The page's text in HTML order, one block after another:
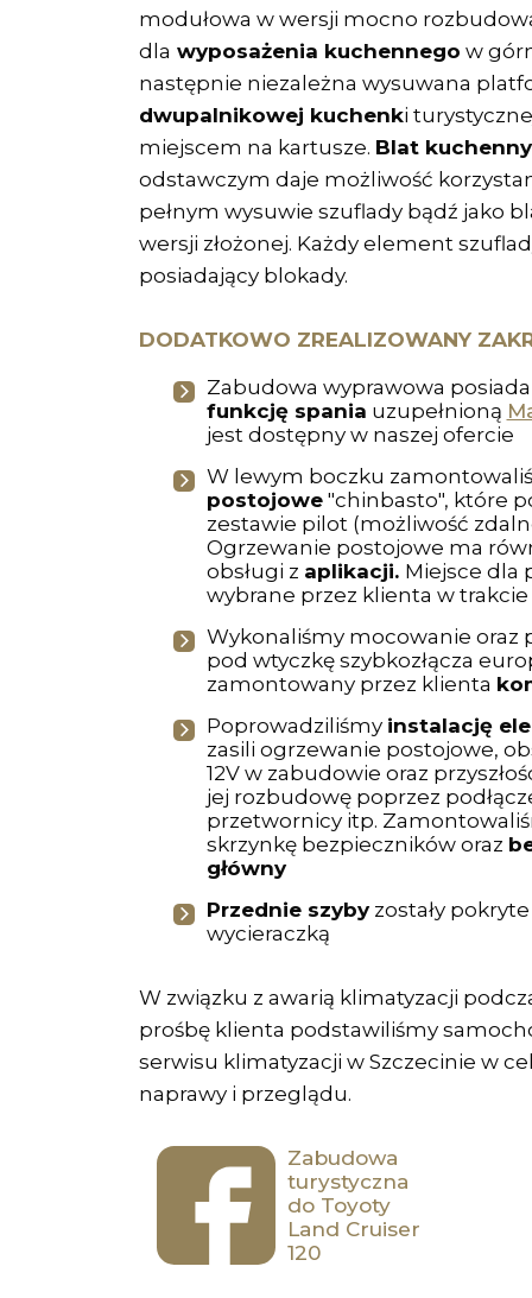
modułowa w wersji mocno
dla wyposażenia kuchennego w
następnie niezależna wysuwana
dwupalnikowej kuchenki
miejscem na kartusze. Blat kuchenny
odstawczym daje możliwość
pełnym wysuwie szuflady bądź jako
wersji złożonej. Każdy element
posiadający blokady.
DODATKOWO ZREALIZOWANY
Zabudowa wyprawowa posiada
funkcję spania uzupełnioną
jest dostępny w naszej ofercie
W lewym boczku
postojowe"chinbasto", które
zestawie pilot (możliwość
Ogrzewanie postojowe ma
obsługi z aplikacji. Miejsce dla
wybrane przez klienta w
Wykonaliśmy mocowanie oraz
pod wtyczkę szybkozłącza
zamontowany przez klienta
Poprowadziliśmy instalację
zasili ogrzewanie postojowe,
12V w zabudowie oraz
jej rozbudowę poprzez
przetwornicy itp.
skrzynkę bezpieczników oraz
główny
Przednie szybyzostały
wycieraczką
W związku z awarią klimatyzacji
prośbę klienta podstawiliśmy
serwisu klimatyzacji w Szczecinie w
naprawy i przeglądu.
Zabudowa
turystyczna
do Toyoty
Land Cruiser
120